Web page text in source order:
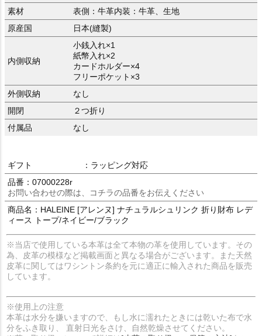
素材
表側：牛革内装：牛革、生地
原産国
日本(縫製)
内側収納
小銭入れ×1
紙幣入れ×2
カードホルダー×4
フリーポケット×3
外側収納
なし
開閉
２つ折り
付属品
なし
ギフト
：ラッピング対応
品番：07000228r
お問い合わせの際は、コチラの品番をお伝えください
商品名：HALEINE [アレンヌ] ナチュラルシュリンク 折り財布 レデ
ィース トープ/ネイビー/ブラック
※当店で使用している本革は全て本物の革を使用しています。その
為、皮革の模様など掲載画面と異なる場合がございます。また天然
皮革に関してはワシントン条約を元に適正に輸入された商品を販売
しています。
※使用上の注意
本革は水分を嫌いますので、もし水に濡れたときには乾いた布で水
分をふき取り、 直射日光をさけ、自然乾燥させてください。